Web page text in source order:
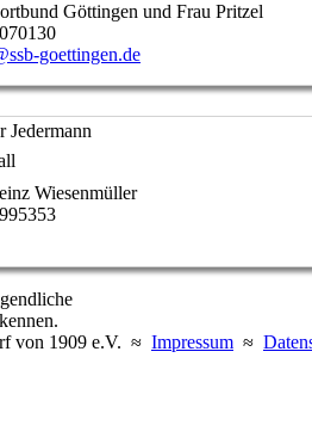
Göttingen und Frau Pritzel
goettingen.de
Jedermann
Wiesenmüller
von 1909 e.V. ≈ Impressum ≈